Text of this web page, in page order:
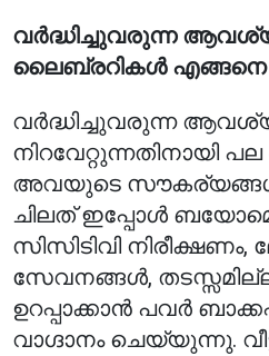
വർദ്ധിച്ചുവരുന്ന
ലൈബ്രറികൾ എങ്ങനെ
വർദ്ധിച്ചുവരുന്ന
നിറവേറ്റുന്നതിനായി
അവയുടെ സൗകര്യങ്ങൾ
ചിലത് ഇപ്പോൾ
സിസിടിവി
സേവനങ്ങൾ,
ഉറപ്പാക്കാൻ പവർ
വാഗ്ദാനം ചെയ്യുന്നു.